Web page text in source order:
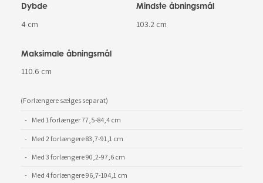
Dybde
4 cm
Mindste åbningsmål
103.2 cm
Maksimale åbningsmål
110.6 cm
(Forlængere sælges separat)
Med 1 forlænger 77,5-84,4 cm
Med 2 forlængere 83,7-91,1 cm
Med 3 forlængere 90,2-97,6 cm
Med 4 forlængere 96,7-104,1 cm